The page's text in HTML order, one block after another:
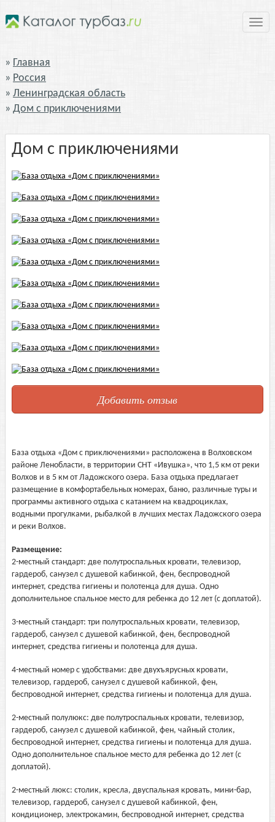
Главная
Россия
Ленинградская область
Дом с приключениями
Дом с приключениями
Добавить отзыв
База отдыха «Дом с приключениями» расположена в Волховском
районе Ленобласти, в территории СНТ «Ивушка», что 1,5 км от реки
Волхов и в 5 км от Ладожского озера. База отдыха предлагает
размещение в комфортабельных номерах, баню, различные туры и
программы активного отдыха с катанием на квадроциклах,
водными прогулками, рыбалкой в лучших местах Ладожского озера
и реки Волхов.
Размещение:
2-местный стандарт: две полутроспальных кровати, телевизор,
гардероб, санузел с душевой кабинкой, фен, беспроводной
интернет, средства гигиены и полотенца для душа. Одно
дополнительное спальное место для ребенка до 12 лет (с доплатой).
3-местный стандарт: три полутроспальных кровати, телевизор,
гардероб, санузел с душевой кабинкой, фен, беспроводной
интернет, средства гигиены и полотенца для душа.
4-местный номер с удобствами: две двухъярусных кровати,
телевизор, гардероб, санузел с душевой кабинкой, фен,
беспроводной интернет, средства гигиены и полотенца для душа.
2-местный полулюкс: две полутроспальных кровати, телевизор,
гардероб, санузел с душевой кабинкой, фен, чайный столик,
беспроводной интернет, средства гигиены и полотенца для душа.
Одно дополнительное спальное место для ребенка до 12 лет (с
доплатой).
2-местный люкс: столик, кресла, двуспальная кровать, мини-бар,
телевизор, гардероб, санузел с душевой кабинкой, фен,
кондиционер, электрокамин, беспроводной интернет, средства